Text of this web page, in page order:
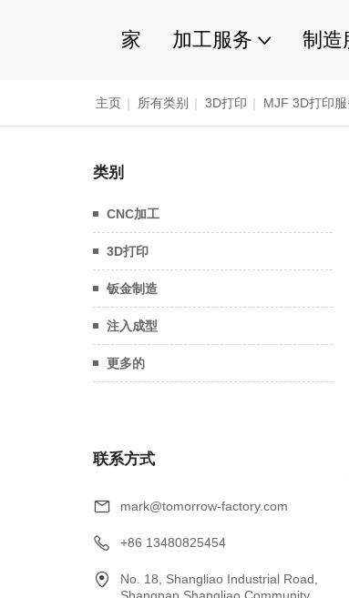
家 加工服务 制造
主页 | 所有类别 | 3D打印 | MJF 3D打印服
类别
CNC加工
3D打印
钣金制造
注入成型
更多的
联系方式
mark@tomorrow-factory.com
+86 13480825454
No. 18, Shangliao Industrial Road,